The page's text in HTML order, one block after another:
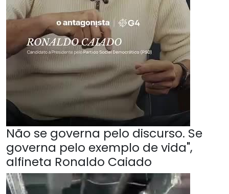
Não se governa pelo discurso. Se
governa pelo exemplo de vida",
alfineta Ronaldo Caiado